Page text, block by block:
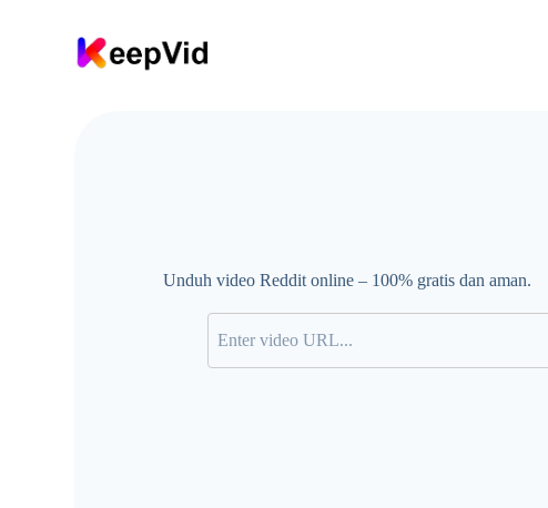
Unduh video Reddit online – 100% gratis dan aman.